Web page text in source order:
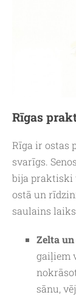
Rīgas
Rīga ir ostas
svarīgs.
bija praktiski
ostā un
saulains
Zelta
gaiļiem
sānu,